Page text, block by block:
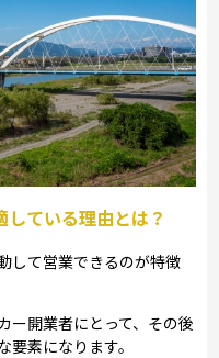
ている理由とは？
して営業できるのが特徴
ー開業者にとって、その後
素になります。